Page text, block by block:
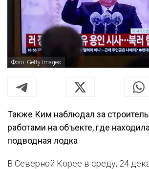
Фото: Getty Images
Также Ким наблюдал за
работами на объекте, где
подводная лодка
В Северной Корее в среду, 24